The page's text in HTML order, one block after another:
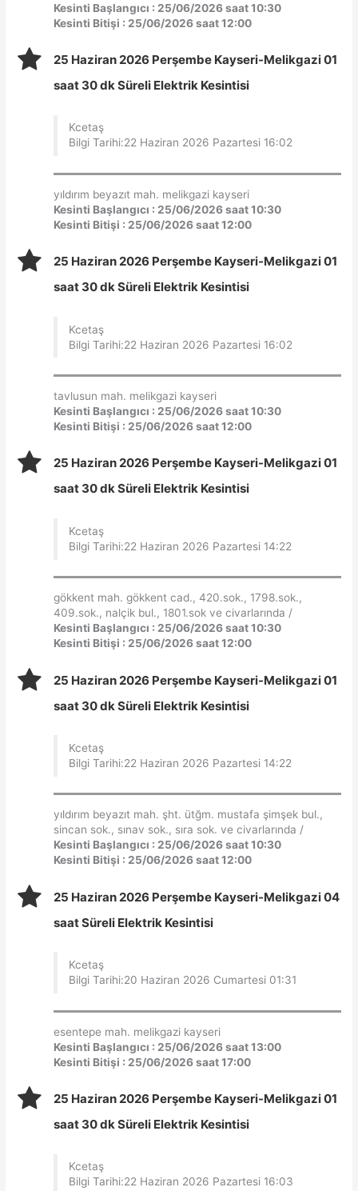
Kesinti Başlangıcı : 25/06/2026 saat 10:30
Kesinti Bitişi : 25/06/2026 saat 12:00
25 Haziran 2026 Perşembe Kayseri-Melikgazi 01
saat 30 dk Süreli Elektrik Kesintisi
Kcetaş
Bilgi Tarihi:22 Haziran 2026 Pazartesi 16:02
yıldırım beyazıt mah. melikgazi kayseri
Kesinti Başlangıcı : 25/06/2026 saat 10:30
Kesinti Bitişi : 25/06/2026 saat 12:00
25 Haziran 2026 Perşembe Kayseri-Melikgazi 01
saat 30 dk Süreli Elektrik Kesintisi
Kcetaş
Bilgi Tarihi:22 Haziran 2026 Pazartesi 16:02
tavlusun mah. melikgazi kayseri
Kesinti Başlangıcı : 25/06/2026 saat 10:30
Kesinti Bitişi : 25/06/2026 saat 12:00
25 Haziran 2026 Perşembe Kayseri-Melikgazi 01
saat 30 dk Süreli Elektrik Kesintisi
Kcetaş
Bilgi Tarihi:22 Haziran 2026 Pazartesi 14:22
gökkent mah. gökkent cad., 420.sok., 1798.sok.,
409.sok., nalçik bul., 1801.sok ve civarlarında /
Kesinti Başlangıcı : 25/06/2026 saat 10:30
Kesinti Bitişi : 25/06/2026 saat 12:00
25 Haziran 2026 Perşembe Kayseri-Melikgazi 01
saat 30 dk Süreli Elektrik Kesintisi
Kcetaş
Bilgi Tarihi:22 Haziran 2026 Pazartesi 14:22
yıldırım beyazıt mah. şht. ütğm. mustafa şimşek bul.,
sincan sok., sınav sok., sıra sok. ve civarlarında /
Kesinti Başlangıcı : 25/06/2026 saat 10:30
Kesinti Bitişi : 25/06/2026 saat 12:00
25 Haziran 2026 Perşembe Kayseri-Melikgazi 04
saat Süreli Elektrik Kesintisi
Kcetaş
Bilgi Tarihi:20 Haziran 2026 Cumartesi 01:31
esentepe mah. melikgazi kayseri
Kesinti Başlangıcı : 25/06/2026 saat 13:00
Kesinti Bitişi : 25/06/2026 saat 17:00
25 Haziran 2026 Perşembe Kayseri-Melikgazi 01
saat 30 dk Süreli Elektrik Kesintisi
Kcetaş
Bilgi Tarihi:22 Haziran 2026 Pazartesi 16:03